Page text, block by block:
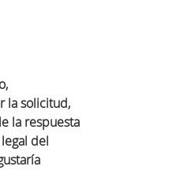
la solicitud,
la respuesta
del